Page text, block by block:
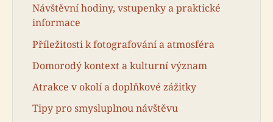
Návštěvní hodiny, vstupenky a praktické
informace
Příležitosti k fotografování a atmosféra
Domorodý kontext a kulturní význam
Atrakce v okolí a doplňkové zážitky
Tipy pro smysluplnou návštěvu